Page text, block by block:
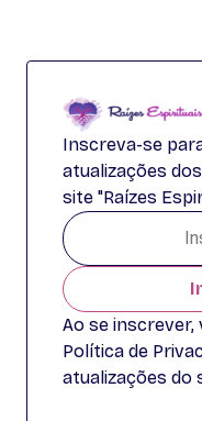
Inscreva-se
atualizações
site "Raízes
Ao se
Política de
atualizações do